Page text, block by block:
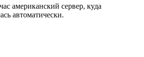
американский сервер, куда
автоматически.